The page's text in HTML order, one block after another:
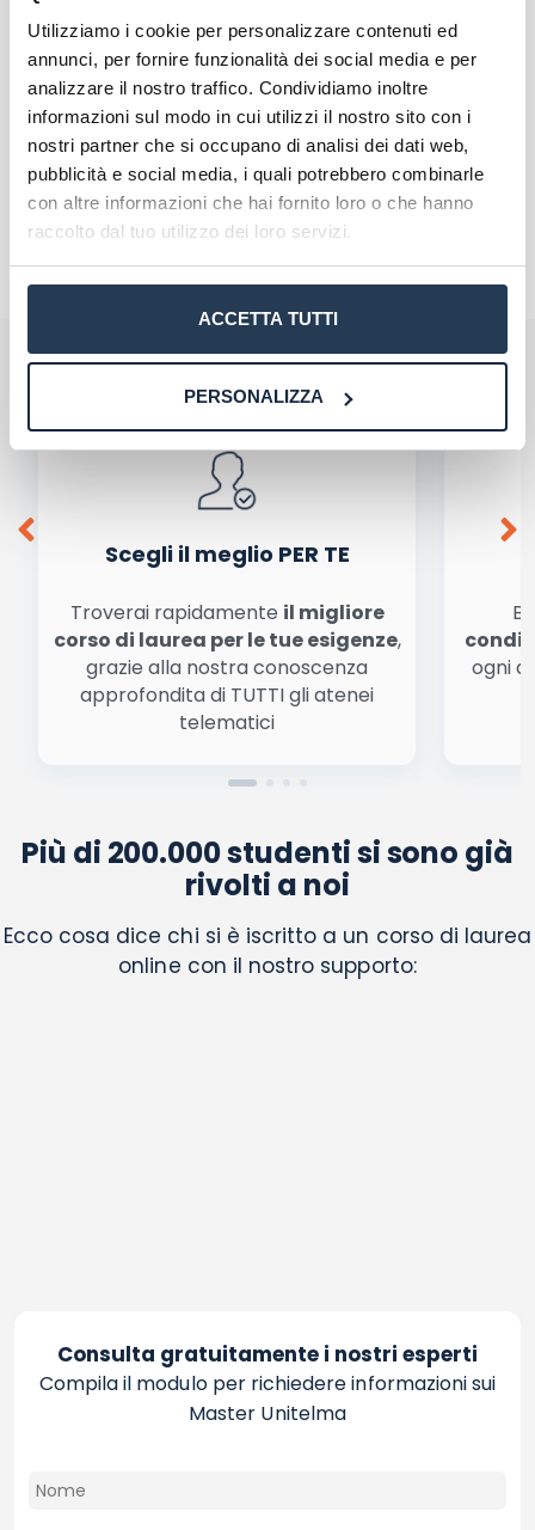
Utilizziamo i cookie per personalizzare contenuti ed
annunci, per fornire funzionalità dei social media e per
analizzare il nostro traffico. Condividiamo inoltre
informazioni sul modo in cui utilizzi il nostro sito con i
nostri partner che si occupano di analisi dei dati web,
pubblicità e social media, i quali potrebbero combinarle
con altre informazioni che hai fornito loro o che hanno
raccolto dal tuo utilizzo dei loro servizi.
ACCETTA TUTTI
PERSONALIZZA
pazienti critici.
La tua email sarà utilizzata per comunicarti se qualcuno risponde al tuo commento
Ho letto e acconsento l'informativasulla privacy
Acconsento all'uso dei miei dati da parte di terzi per
finalità di marketing diretto con modalità
conferma e pubblica
Perché rivolgersi ad AteneiOnline:
Scegli il meglio PER TE
Troverai rapidamente il migliore
corso di laurea per le tue esigenze,
grazie alla nostra conoscenza
approfondita di TUTTI gli atenei
telematici
ogni
Più di 200.000 studenti si sono già
rivolti a noi
Ecco cosa dice chi si è iscritto a un corso di laurea
online con il nostro supporto:
Consulta gratuitamente i nostri esperti
Compila il modulo per richiedere informazioni sui
Master Unitelma